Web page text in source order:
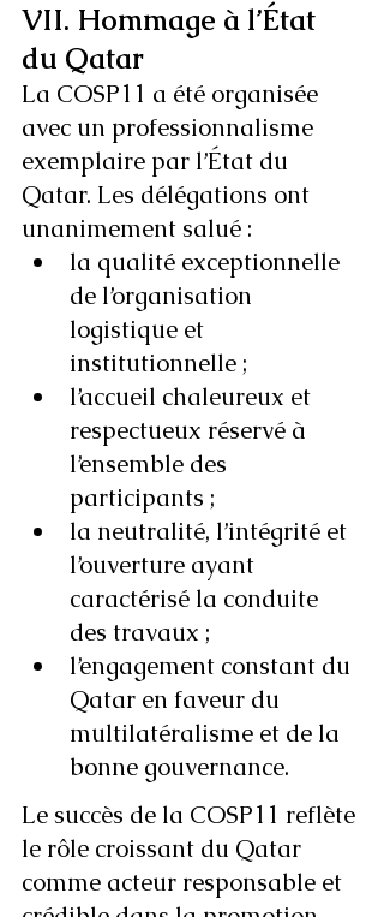
VII. Hommage à l’État
du Qatar
La COSP11 a été organisée
avec un professionnalisme
exemplaire par l’État du
Qatar. Les délégations ont
unanimement salué :
la qualité exceptionnelle
de l’organisation
logistique et
institutionnelle ;
l’accueil chaleureux et
respectueux réservé à
l’ensemble des
participants ;
la neutralité, l’intégrité et
l’ouverture ayant
caractérisé la conduite
des travaux ;
l’engagement constant du
Qatar en faveur du
multilatéralisme et de la
bonne gouvernance.
Le succès de la COSP11 reflète
le rôle croissant du Qatar
comme acteur responsable et